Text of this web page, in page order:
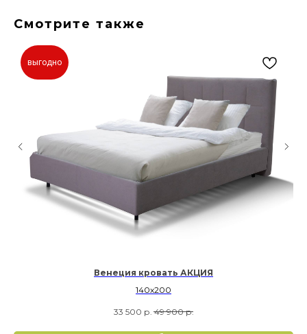
Смотрите также
выгодно
Венеция кровать АКЦИЯ
140х200
33 500 р. 49 900 р.